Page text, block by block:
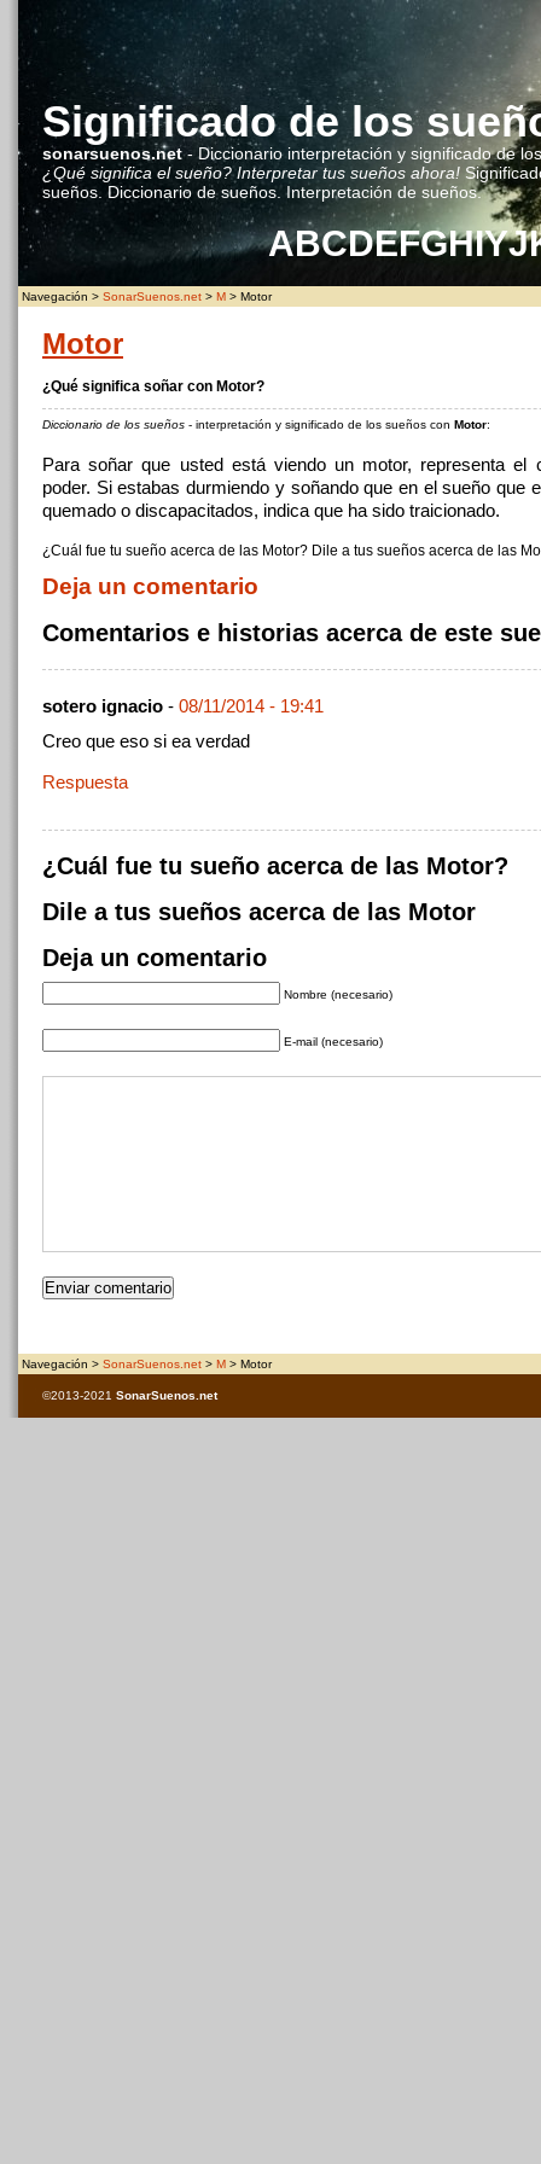
Significado de los
sonarsuenos.net- Diccionario interpretación y significado de
¿Qué significa el sueño? Interpretar tus sueños ahora!
sueños. Diccionario de sueños. Interpretación de sueños.
ABCDEFGHIYJ
Navegación > SonarSuenos.net > M > Motor
Motor
¿Qué significa soñar con Motor?
Diccionario de los sueños - interpretación y significado de los sueños con Motor:
Para soñar que usted está viendo un motor, representa el
poder. Si estabas durmiendo y soñando que en el sueño que
quemado o discapacitados, indica que ha sido traicionado.
¿Cuál fue tu sueño acerca de las Motor? Dile a tus sueños acerca de las
Deja un comentario
Comentarios e historias acerca de este
sotero ignacio - 08/11/2014 - 19:41
Creo que eso si ea verdad
Respuesta
¿Cuál fue tu sueño acerca de las Motor?
Dile a tus sueños acerca de las Motor
Deja un comentario
Nombre (necesario)
E-mail (necesario)
Navegación > SonarSuenos.net > M > Motor
©2013-2021 SonarSuenos .net